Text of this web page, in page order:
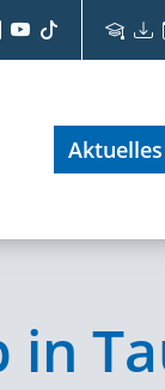
Aktuelles
in